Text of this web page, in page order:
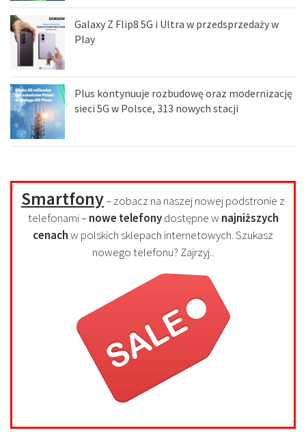
Galaxy Z Flip8 5G i Ultra w przedsprzedaży w
Play
Plus kontynuuje rozbudowę oraz modernizację
sieci 5G w Polsce, 313 nowych stacji
Smartfony– zobacz na naszej nowej podstronie z
telefonami –nowe telefonydostępne w najniższych
cenachw polskich sklepach internetowych. Szukasz
nowego telefonu? Zajrzyj..